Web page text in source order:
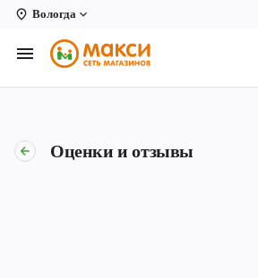
Вологда
Вологда
Архангельск
Киров Оценки и отзывы